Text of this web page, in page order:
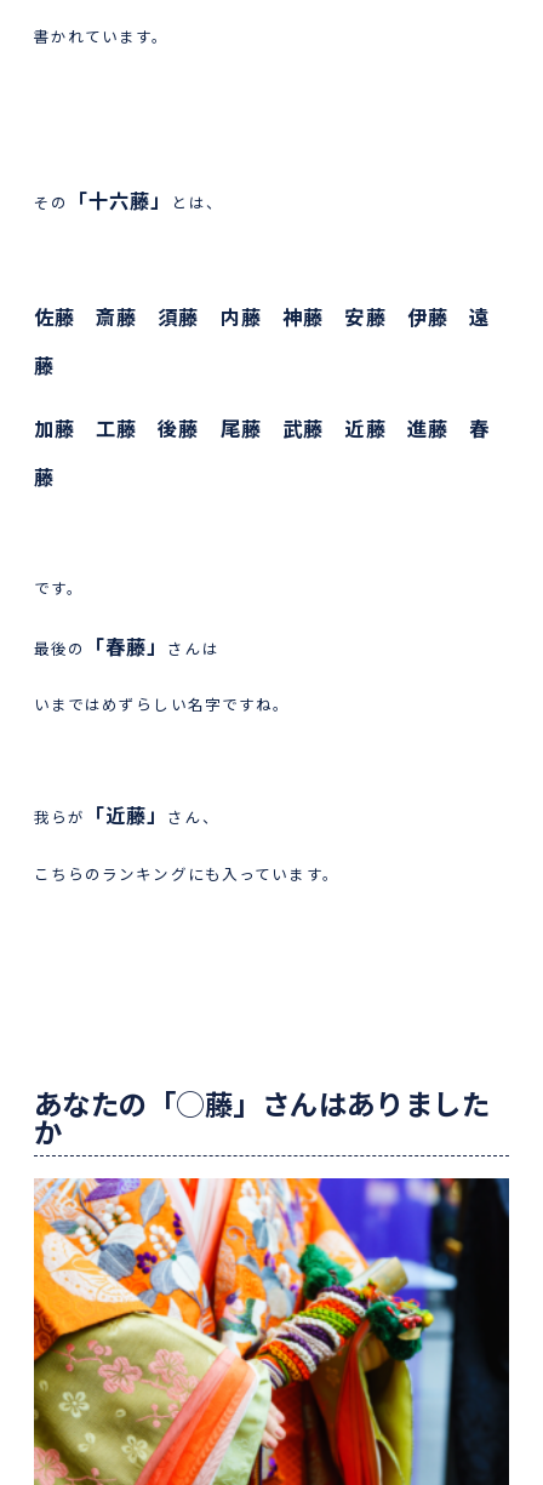
書かれています。
その 「十六藤」 とは、
佐藤 斎藤 須藤 内藤 神藤 安藤 伊藤 遠
藤
加藤 工藤 後藤 尾藤 武藤 近藤 進藤 春
藤
です。
最後の 「春藤」 さんは
いまではめずらしい名字ですね。
我らが 「近藤」 さん、
こちらのランキングにも入っています。
あなたの「◯藤」さんはありました
か